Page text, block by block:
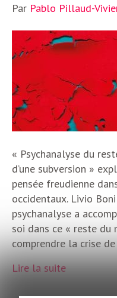
Par Pablo Pillaud-
« Psychanalyse du
d’une subversion »
pensée freudienne
occidentaux. Livio
psychanalyse a
soi dans ce « reste du
comprendre la crise
Lire la suite